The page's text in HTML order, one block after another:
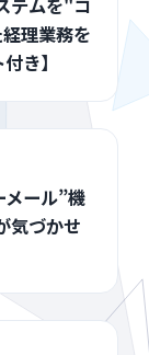
テムを"コ
理業務を
き】
ール”機
気づかせ